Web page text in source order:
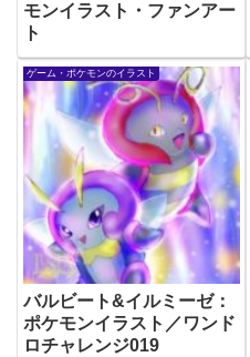
モンイラスト・ファンアー
ト
ゲーム・ポケモンのイラスト
バルビート&イルミーゼ：
ポケモンイラスト／ワンド
ロチャレンジ019